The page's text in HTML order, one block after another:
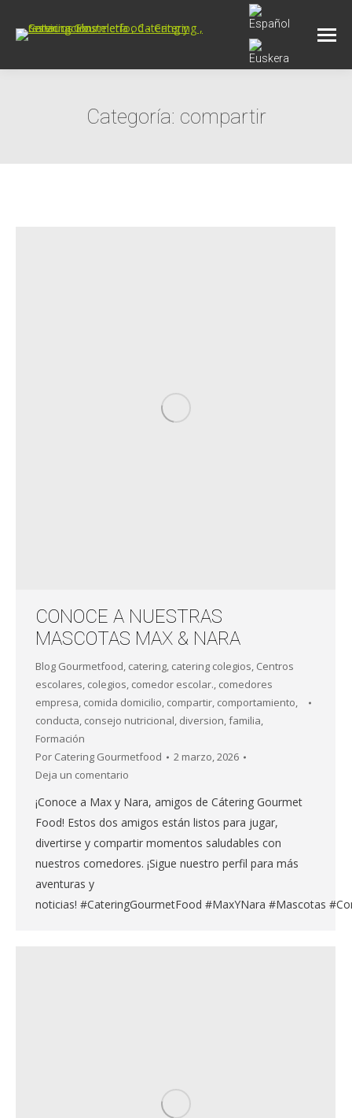
Categoría: compartir
CONOCE A NUESTRAS
MASCOTAS MAX & NARA
Blog Gourmetfood, catering, catering colegios, Centros
escolares, colegios, comedor escolar., comedores
empresa, comida domicilio, compartir, comportamiento,
conducta, consejo nutricional, diversion,familia,
Formación
Por Catering Gourmetfood
2 marzo, 2026
Deja un comentario
¡Conoce a Max y Nara, amigos de Cátering Gourmet
Food! Estos dos amigos están listos para jugar,
divertirse y compartir momentos saludables con
nuestros comedores. ¡Sigue nuestro perfil para más
aventuras y
noticias! #CateringGourmetFood #MaxYNara #Mascotas